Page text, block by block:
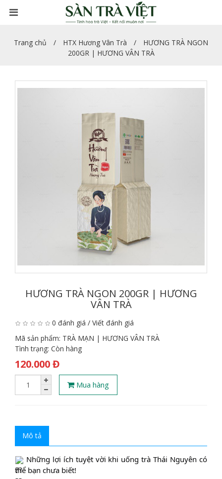
Trang chủ HTX Hương Vân Trà
HƯƠNG TRÀ NGON
200GR | HƯƠNG VÂN TRÀ
HƯƠNG TRÀ NGON 200GR | HƯƠNG
VÂN TRÀ
0 đánh giá / Viết đánh giá
Mã sản phẩm: TRÀ MẠN | HƯƠNG VÂN TRÀ
Tình trạng: Còn hàng
120.000 Đ
Mua hàng
Mô tả
Những lợi ích tuyệt vời khi uống trà Thái Nguyên có
thể bạn chưa biết!